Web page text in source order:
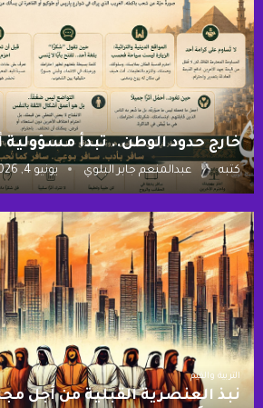
خارج حدود الوطن.. تبدأ مسؤولية
كتبه عبدالمنعم جابر البلوي يونيو 4, 2026
التربية والقيم
نبذ العنصرية القبلية من أجل